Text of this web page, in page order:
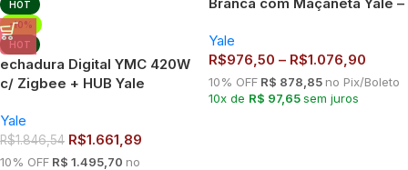
HOT
-10%
HOT
echadura Digital YMC 420W
c/ Zigbee + HUB Yale
Yale
R$1.846,54 R$1.661,89
10% OFF R$ 1.495,70 no
Combo com Hub Yale
Connect
Yale
R$976,50 – R$1.076,90
10% OFF R$ 878,85 no Pix/Boleto
10x de R$ 97,65sem juros